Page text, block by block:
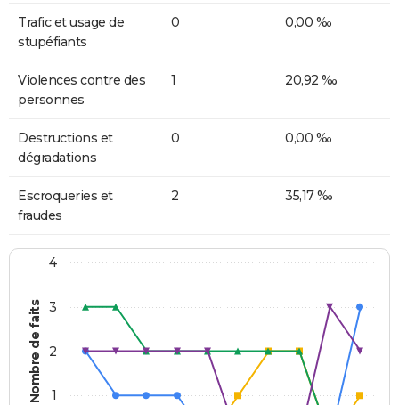
Trafic et usage de
stupéfiants
0 0,00 ‰
Violences contre des
personnes
1 20,92 ‰
Destructions et
dégradations
0 0,00 ‰
Escroqueries et
fraudes
2 35,17 ‰
Nombre de faits 1
2
3
4